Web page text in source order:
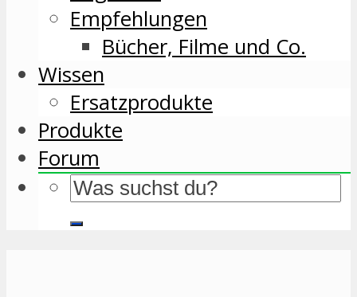
Empfehlungen
Bücher, Filme und Co.
Wissen
Ersatzprodukte
Produkte
Forum